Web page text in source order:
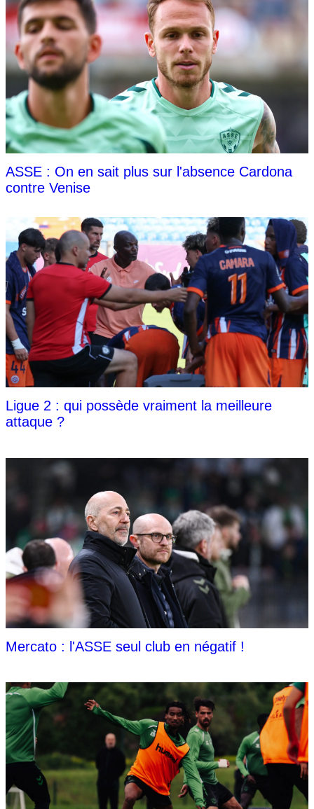
ASSE : On en sait plus sur l'absence Cardona
contre Venise
Ligue 2 : qui possède vraiment la meilleure
attaque ?
Mercato : l'ASSE seul club en négatif !